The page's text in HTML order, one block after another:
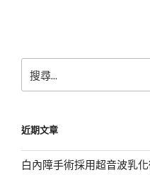
尋
字:
近期文章
白內障手術採用超音波乳